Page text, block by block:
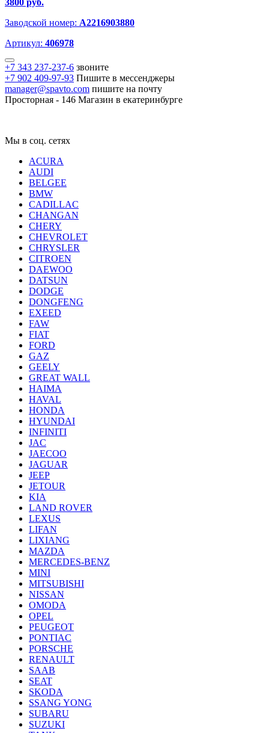
3800 руб.
Заводской номер: A2216903880
Артикул: 406978
+7 343 237-237-6 звоните
+7 902 409-97-93 Пишите в мессенджеры
manager@spavto.com пишите на почту
Просторная - 146 Магазин в екатеринбурге
Мы в соц. сетях
ACURA
AUDI
BELGEE
BMW
CADILLAC
CHANGAN
CHERY
CHEVROLET
CHRYSLER
CITROEN
DAEWOO
DATSUN
DODGE
DONGFENG
EXEED
FAW
FIAT
FORD
GAZ
GEELY
GREAT WALL
HAIMA
HAVAL
HONDA
HYUNDAI
INFINITI
JAC
JAECOO
JAGUAR
JEEP
JETOUR
KIA
LAND ROVER
LEXUS
LIFAN
LIXIANG
MAZDA
MERCEDES-BENZ
MINI
MITSUBISHI
NISSAN
OMODA
OPEL
PEUGEOT
PONTIAC
PORSCHE
RENAULT
SAAB
SEAT
SKODA
SSANG YONG
SUBARU
SUZUKI